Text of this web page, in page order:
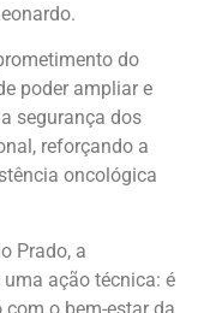
do
poder ampliar e
segurança dos
reforçando a
oncológica
Prado, a
ação técnica: é
o bem-estar da